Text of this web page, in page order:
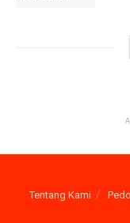
Uang yang
“Kemudian untuk
889.965 USD.
Kemudian kita
Tentang Kami